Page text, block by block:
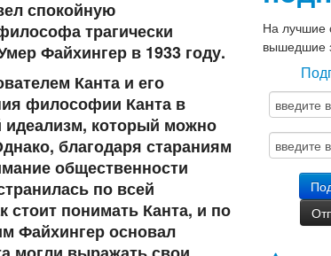
спокойную
трагически
Файхингер в 1933 году.
Канта и его
философии Канта в
идеализм, который можно
благодаря стараниям
общественности
по всей
стоит понимать Канта, и по
Файхингер основал
На лучшие
вышедшие